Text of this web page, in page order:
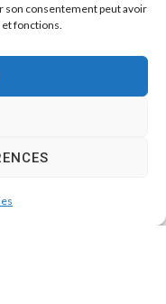
son consentement peut avoir
fonctions.